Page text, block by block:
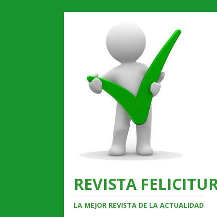
REVISTA
LA MEJOR REVISTA DE LA ACTUALIDAD